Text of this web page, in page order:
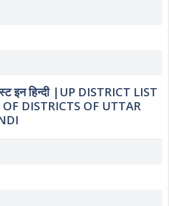
इन हिन्दी |UP DISTRICT LIST
DISTRICTS OF UTTAR